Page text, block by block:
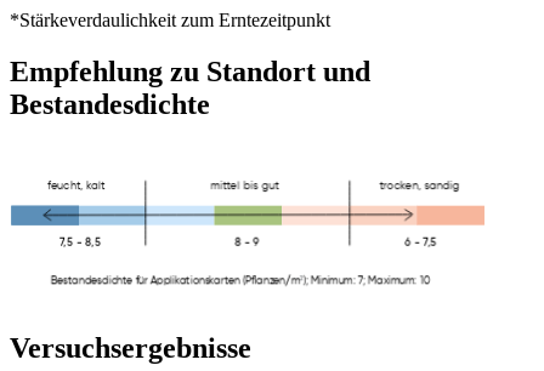
*Stärkeverdaulichkeit zum Erntezeitpunkt
Empfehlung zu Standort und
Bestandesdichte
Versuchsergebnisse